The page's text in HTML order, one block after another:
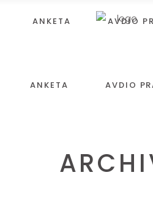
ANKETA AVDIO
ANKETA AVDIO